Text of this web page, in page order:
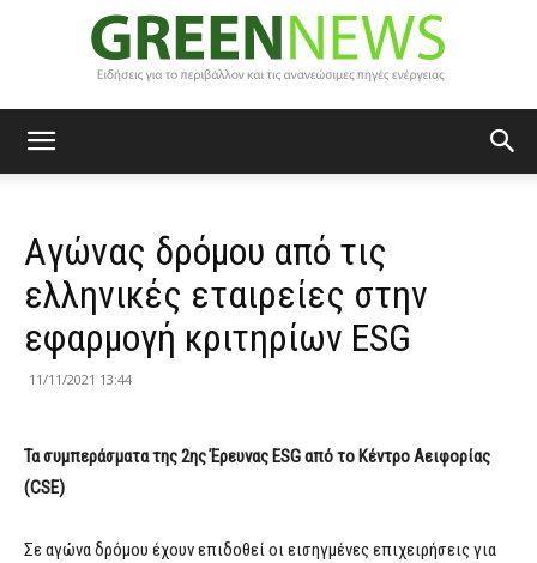
News
Aγώνας δρόμου από τις
ελληνικές εταιρείες στην
εφαρμογή κριτηρίων ESG
11/11/2021 13:44
Τα συμπεράσματα της 2ηςΈρευνας ESGαπό το Κέντρο Αειφορίας
(CSE)
Σε αγώνα δρόμου έχουν επιδοθεί οι εισηγμένες επιχειρήσεις για